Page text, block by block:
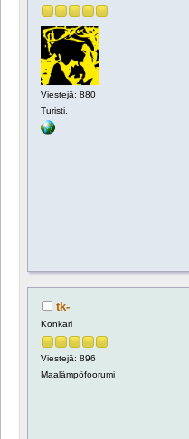
Viestejä: 880
Turisti.
tk-
Konkari
Viestejä: 896
Maalämpöfoorumi